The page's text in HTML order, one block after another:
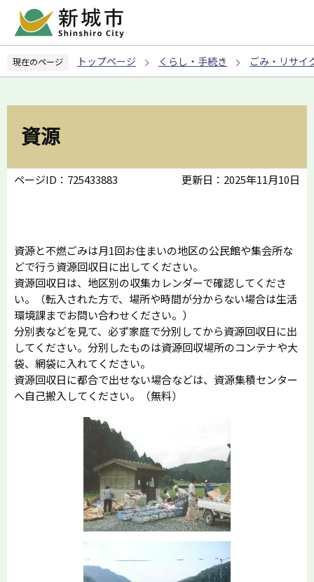
ペ
の
現在のページ トップページ くらし・手続き ごみ・リサイ
資源
ページID：725433883 更新日：2025年11月10日
資源と不燃ごみは月1回お住まいの地区の公民館や集会所な
どで行う資源回収日に出してください。
資源回収日は、地区別の収集カレンダーで確認してくださ
い。（転入された方で、場所や時間が分からない場合は生活
環境課までお問い合わせください。）
分別表などを見て、必ず家庭で分別してから資源回収日に出
してください。分別したものは資源回収場所のコンテナや大
袋、網袋に入れてください。
資源回収日に都合で出せない場合などは、資源集積センター
へ自己搬入してください。（無料）